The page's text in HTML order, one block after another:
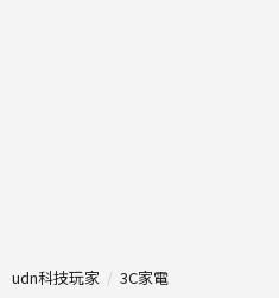
udn科技玩家 3C家電